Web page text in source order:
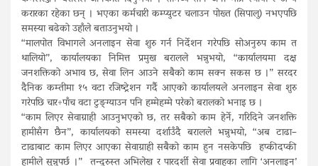
करारका रहेका छन् । भएका कर्मचारी कम्प्युटर चलाउन पोख्त (सिपालु) नभएपछि
समस्या बढेको उहाँले बताउनुभयो ।
“मालपोत विभागले अनलाइन सेवा शुरु गर्न निर्देशन गरेपछि सोअनुरुप काम त
थालियो”, कार्यालयका निमित्त प्रमुख बरालले भन्नुभयो, “कार्यालयमा दक्ष
जनशक्तिको अभाव छ, सेवा लिन आउने सबैको काम सक्न सकस छ ।” सरदर
दैनिक कम्तीमा १५ वटा रजिष्ट्रेशन गर्दै आएको कार्यालयले अनलाइन सेवा शुरु
गरेपछि चार÷पाँच वटा टुङ्ग्याउन पनि हम्मेहम्मे परेको बरालको भनाइ छ ।
“काम लिएर सेवाग्राही आउनुभएको छ, तर सबैको काम हेर्ने, गरिदिने जनशक्ति
हामीसँग छैन”, कार्यालयको समस्या दर्शाउँदै बरालले भन्नुभयो, “अब टाढा–
टाढाबाट काम लिएर आएका सेवाग्राही सबैको काम हुन नसकेपछि हप्कीदप्की